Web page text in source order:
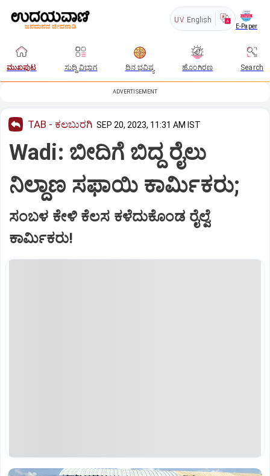
UV English
E-Paper
ಮುಖಪುಟ ಸುದ್ದಿ ವಿಭಾಗ ದಿನ ಭವಿಷ್ಯ ಹೊಂಗಿರಣ Search
ADVERTISEMENT
TAB - ಕಲಬುರಗಿ SEP 20, 2023, 11:31 AM IST
Wadi: ಬೀದಿಗೆ ಬಿದ್ದ ರೈಲು
ನಿಲ್ದಾಣ ಸಫಾಯಿ ಕಾರ್ಮಿಕರು;
ಸಂಬಳ ಕೇಳಿ ಕೆಲಸ ಕಳೆದುಕೊಂಡ ರೈಲ್ವೆ
ಕಾರ್ಮಿಕರು!